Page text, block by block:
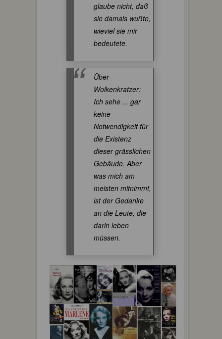
glaube nicht, daß
sie damals wußte,
wieviel sie mir
bedeutete.
Über
Wolkenkratzer:
Ich sehe ... gar
keine
Notwendigkeit für
die Existenz
dieser grässlichen
Gebäude. Aber
was mich am
meisten mitnimmt,
ist der Gedanke
an die Leute, die
darin leben
müssen.